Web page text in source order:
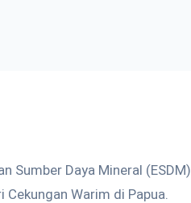
Sumber Daya Mineral (ESDM)
Warim di Papua.